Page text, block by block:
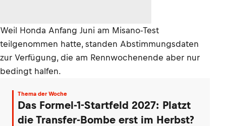
Weil Honda Anfang Juni am Misano-Test
teilgenommen hatte, standen Abstimmungsdaten
zur Verfügung, die am Rennwochenende aber nur
bedingt halfen.
Thema der Woche
Das Formel-1-Startfeld 2027: Platzt
die Transfer-Bombe erst im Herbst?